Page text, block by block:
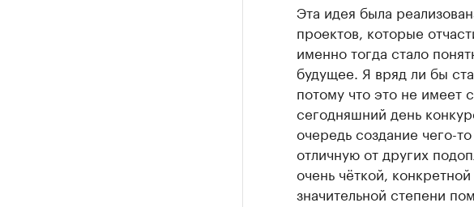
Эта идея была
проектов, которые
именно тогда стало
будущее. Я вряд ли бы
потому что это не имеет
сегодняшний день
очередь создание чего-
отличную от других
очень чёткой,
значительной степени